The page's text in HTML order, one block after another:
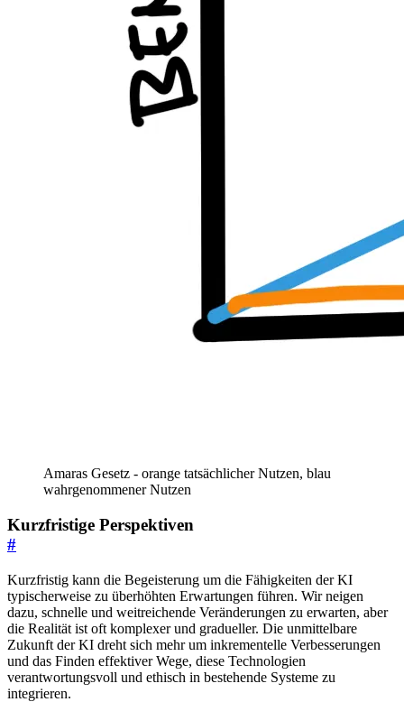
Amaras Gesetz - orange tatsächlicher Nutzen, blau
wahrgenommener Nutzen
Kurzfristige Perspektiven
#
Kurzfristig kann die Begeisterung um die Fähigkeiten der KI
typischerweise zu überhöhten Erwartungen führen. Wir neigen
dazu, schnelle und weitreichende Veränderungen zu erwarten, aber
die Realität ist oft komplexer und gradueller. Die unmittelbare
Zukunft der KI dreht sich mehr um inkrementelle Verbesserungen
und das Finden effektiver Wege, diese Technologien
verantwortungsvoll und ethisch in bestehende Systeme zu
integrieren.